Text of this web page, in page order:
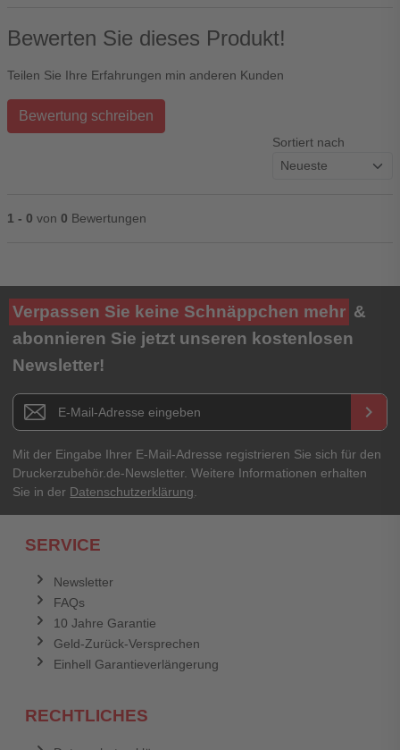
Bewerten Sie dieses Produkt!
Teilen Sie Ihre Erfahrungen min anderen Kunden
Bewertung schreiben
Sortiert nach
1 - 0 von 0 Bewertungen
Ihre Bewertung**
★★★★★
Titel**
E-Mail-Adresse
Ihr Passwort
Verpassen Sie keine Schnäppchen mehr &
abonnieren Sie jetzt unseren kostenlosen
Newsletter!
Newsletter E-Mail Adresse keyboard_arrow_right
Mit der Eingabe Ihrer E-Mail-Adresse registrieren Sie sich für den
Druckerzubehör.de-Newsletter. Weitere Informationen erhalten
Sie in der Datenschutzerklärung.
SERVICE
Newsletter
FAQs
10 Jahre Garantie
Geld-Zurück-Versprechen
Einhell Garantieverlängerung
RECHTLICHES